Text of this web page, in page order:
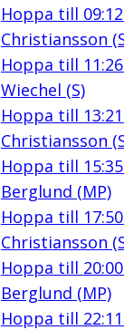
Hoppa till 09:12
Christiansson
Hoppa till 11:26
Wiechel (S)
Hoppa till 13:21
Christiansson
Hoppa till 15:35
Berglund (MP)
Hoppa till 17:50
Christiansson
Hoppa till 20:00
Berglund (MP)
Hoppa till 22:11